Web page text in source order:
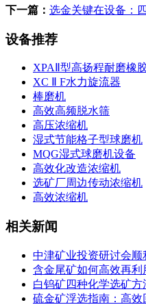
下一篇： 选金关键在设备：
设备推荐
XPAⅡ型高扬程耐磨橡
XC Ⅱ F水力旋流器
棒磨机
高效高频脱水筛
高压浓缩机
湿式节能格子型球磨机
MQG湿式球磨机设备
高效化改造浓缩机
选矿厂周边传动浓缩机
高效浓缩机
相关新闻
中津矿业投资研讨会
含金尾矿如何高效再
白钨矿四种化学选矿
硫金矿浮选指南：高